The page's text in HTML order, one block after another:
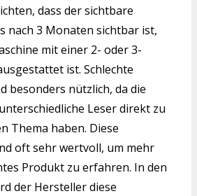
dass der sichtbare
nach 3 Monaten sichtbar ist,
mit einer 2- oder 3-
ist. Schlechte
besonders nützlich, da die
Leser direkt zu
Thema haben. Diese
oft sehr wertvoll, um mehr
Produkt zu erfahren. In den
der Hersteller diese